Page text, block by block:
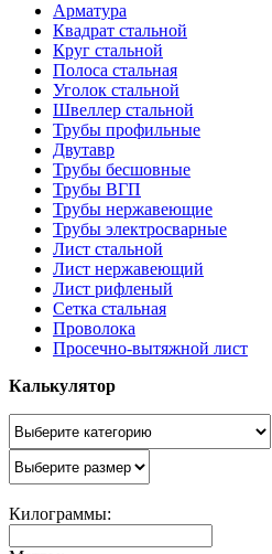
Арматура
Квадрат стальной
Круг стальной
Полоса стальная
Уголок стальной
Швеллер стальной
Трубы профильные
Двутавр
Трубы бесшовные
Трубы ВГП
Трубы нержавеющие
Трубы электросварные
Лист стальной
Лист нержавеющий
Лист рифленый
Сетка стальная
Проволока
Просечно-вытяжной лист
Калькулятор
Килограммы: